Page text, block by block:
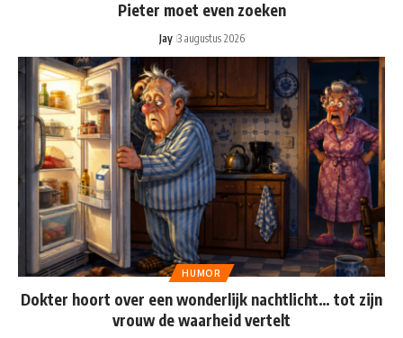
Pieter moet even zoeken
Jay 3 augustus 2026
HUMOR
Dokter hoort over een wonderlijk nachtlicht… tot zijn
vrouw de waarheid vertelt